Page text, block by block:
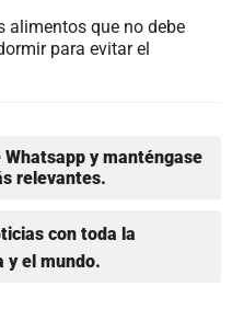
alimentos que no debe
para evitar el
y manténgase
relevantes.
con toda la
y el mundo.